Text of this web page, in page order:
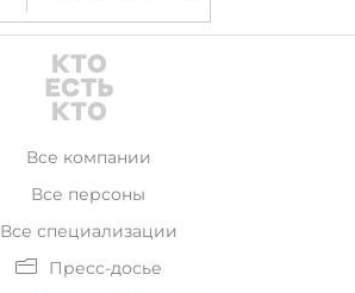
Все компании
Все персоны
Все специализации
Пресс-досье